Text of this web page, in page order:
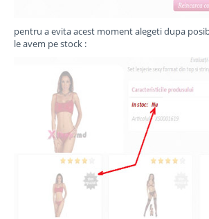
pentru a evita acest moment alegeti dupa
le avem pe stock :